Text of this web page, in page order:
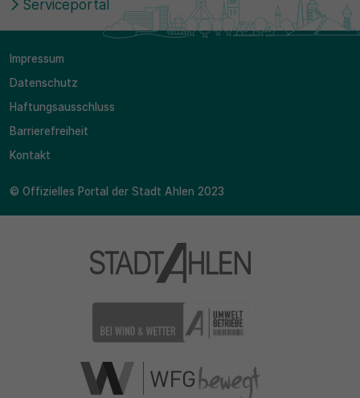
Serviceportal
Impressum
Datenschutz
Haftungsausschluss
Barrierefreiheit
Kontakt
© Offizielles Portal der Stadt Ahlen 2023